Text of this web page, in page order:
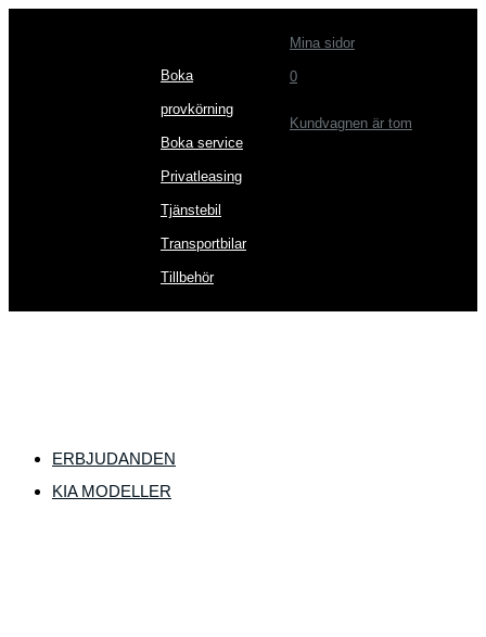
Boka
provkörning
Boka service
Privatleasing
Tjänstebil
Transportbilar
Tillbehör
Mina sidor
0
Kundvagnen är tom
ERBJUDANDEN
KIA MODELLER